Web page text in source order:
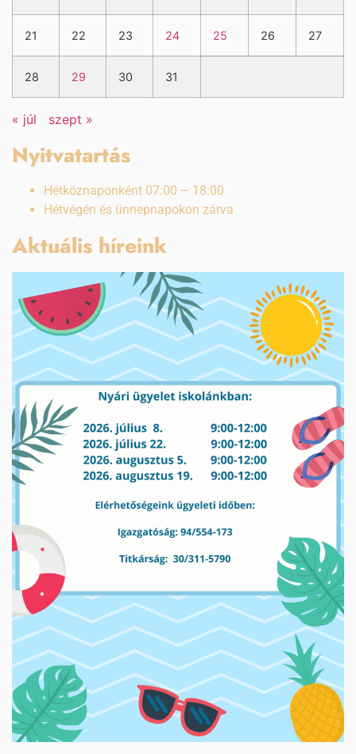
21 22 23 24 25 26 27
28 29 30 31
« júl szept »
Nyitvatartás
Hétköznaponként 07:00 – 18:00
Hétvégén és ünnepnapokon zárva
Aktuális híreink